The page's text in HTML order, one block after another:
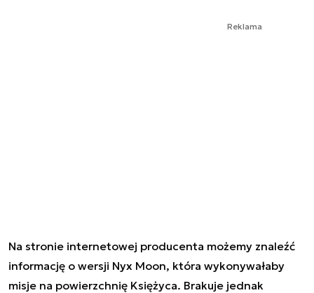
Reklama
Na stronie internetowej producenta możemy znaleźć
informację o wersji Nyx Moon, która wykonywałaby
misje na powierzchnię Księżyca. Brakuje jednak